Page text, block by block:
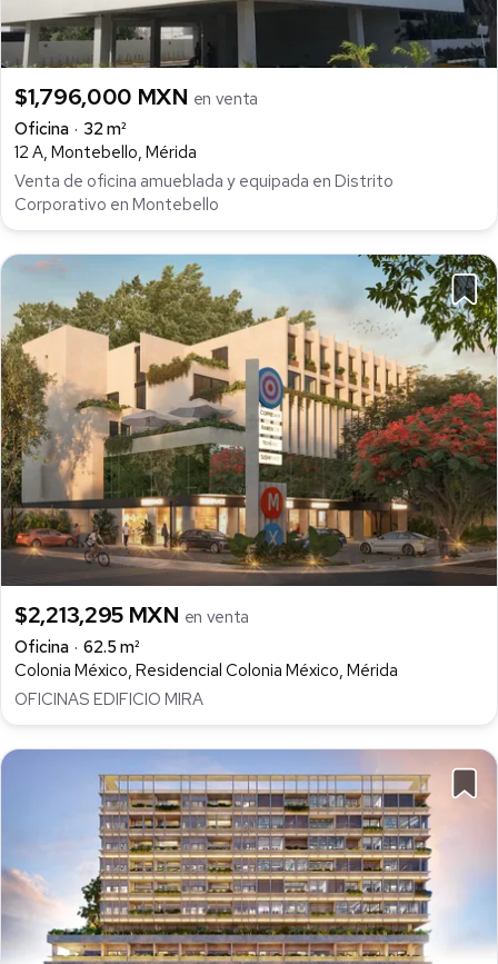
$1,796,000 MXN en venta
Oficina
32 m²
12 A, Montebello, Mérida
Venta de oficina amueblada y equipada en Distrito
Corporativo en Montebello
$2,213,295 MXN en venta
Oficina
62.5 m²
Colonia México, Residencial Colonia México, Mérida
OFICINAS EDIFICIO MIRA